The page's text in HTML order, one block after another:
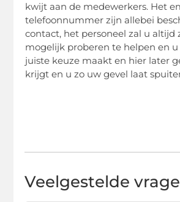
kwijt aan de medewerkers. Het
telefoonnummer zijn allebei
contact, het personeel zal u altijd
mogelijk proberen te helpen en
juiste keuze maakt en hier later
krijgt en u zo uw gevel laat
Veelgestelde